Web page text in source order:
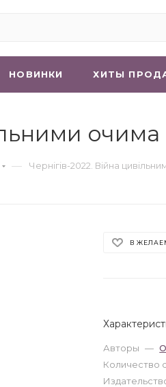
НОВИНКИ ХИТЫ
— Чернігів-2022. Війна
В
Авторы —
Количество